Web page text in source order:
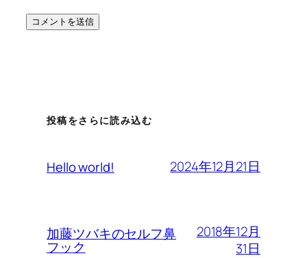
投稿をさらに読み込む
Hello world! 2024年12月21日
加藤ツバキのセルフ鼻
フック
2018年12月
31日